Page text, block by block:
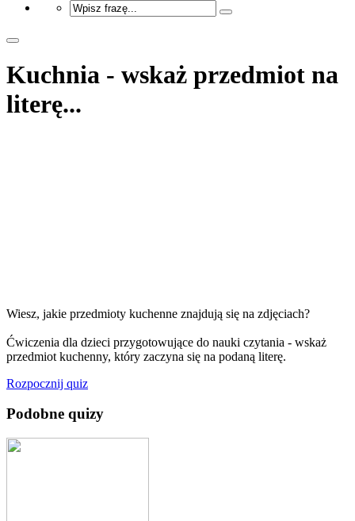
Kuchnia - wskaż przedmiot na
literę...
Wiesz, jakie przedmioty kuchenne znajdują się na zdjęciach?
Ćwiczenia dla dzieci przygotowujące do nauki czytania - wskaż
przedmiot kuchenny, który zaczyna się na podaną literę.
Rozpocznij quiz
Podobne quizy